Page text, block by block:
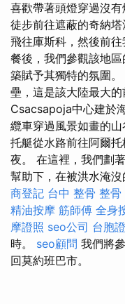
喜歡帶著頭燈穿過沒
徒步前往遮蔽的奇納塔
飛往庫斯科，然後前
餐後，我們參觀該地
築賦予其獨特的氛圍
壘，這是該大陸最大的
Csacsapoja中心建於
纜車穿過風景如畫的
托艇從水路前往阿爾
夜。 在這裡，我們劃
幫助下，在被洪水淹
商登記 台中 整骨 整骨
精油按摩 筋師傅 全身
摩證照 seo公司 台胞證
時。 seo顧問 我們將
回莫約班巴市。